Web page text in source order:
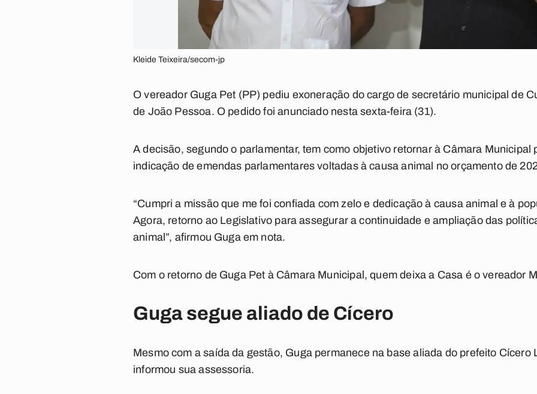
Kleide Teixeira/secom-jp
O vereador Guga Pet (PP) pediu exoneração do cargo de secretário municipal de
de João Pessoa. O pedido foi anunciado nesta sexta-feira (31).
A decisão, segundo o parlamentar, tem como objetivo retornar à Câmara Municipal
indicação de emendas parlamentares voltadas à causa animal no orçamento de
“Cumpri a missão que me foi confiada com zelo e dedicação à causa animal e à
Agora, retorno ao Legislativo para assegurar a continuidade e ampliação das
animal”, afirmou Guga em nota.
Com o retorno de Guga Pet à Câmara Municipal, quem deixa a Casa é o vereador
Guga segue aliado de Cícero
Mesmo com a saída da gestão, Guga permanece na base aliada do prefeito Cícero
informou sua assessoria.